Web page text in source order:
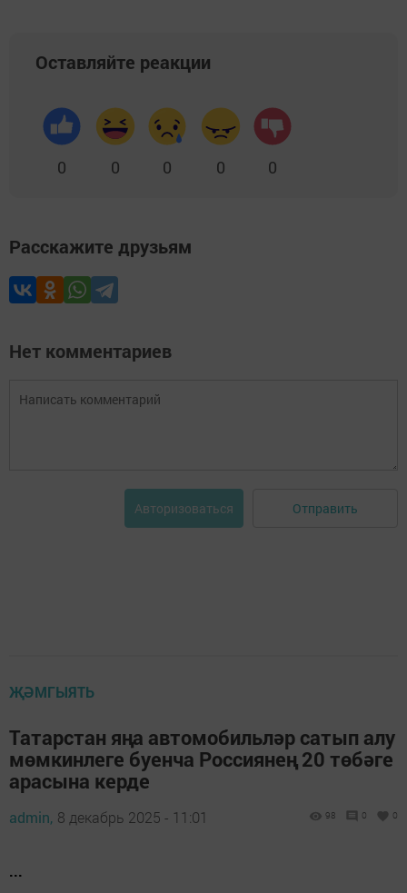
Оставляйте реакции
0 0 0 0 0
Расскажите друзьям
Нет комментариев
Авторизоваться Отправить
ҖӘМГЫЯТЬ
Татарстан яңа автомобильләр сатып алу
мөмкинлеге буенча Россиянең 20 төбәге
арасына керде
admin, 8 декабрь 2025 - 11:01 98 0 0
...